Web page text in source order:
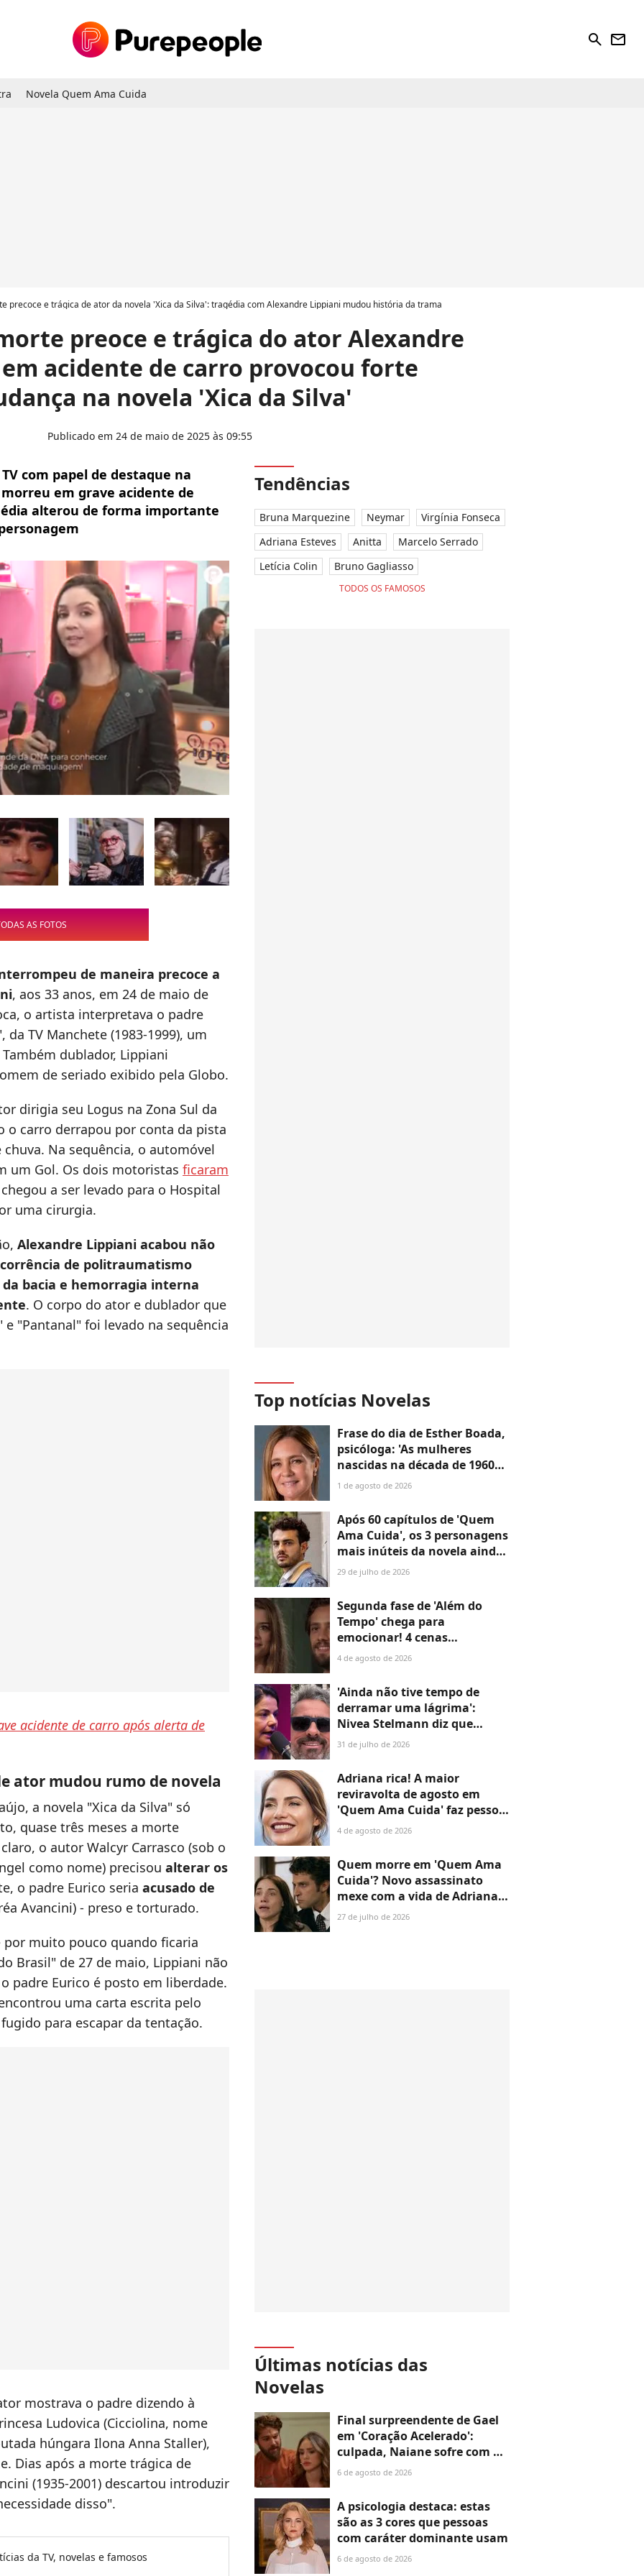
search newsletter
Novela Quem Ama Cuida
precoce e trágica de ator da novela 'Xica da Silva': tragédia com Alexandre Lippiani mudou história da trama
preoce e trágica do ator Alexandre
acidente de carro provocou forte
na novela 'Xica da Silva'
Publicado em 24 de maio de 2025 às 09:55
com papel de destaque na
em grave acidente de
alterou de forma importante
AS FOTOS
de maneira precoce a
, aos 33 anos, em 24 de maio de
o artista interpretava o padre
da TV Manchete (1983-1999), um
dublador, Lippiani
de seriado exibido pela Globo.
dirigia seu Logus na Zona Sul da
o carro derrapou por conta da pista
Na sequência, o automóvel
um Gol. Os dois motoristas ficaram
a ser levado para o Hospital
uma cirurgia.
Alexandre Lippiani acabou não
de politraumatismo
bacia e hemorragia interna
. O corpo do ator e dublador que
"Pantanal" foi levado na sequência
acidente de carro após alerta de
ator mudou rumo de novela
a novela "Xica da Silva" só
quase três meses a morte
o autor Walcyr Carrasco (sob o
como nome) precisou alterar os
o padre Eurico seria acusado de
Avancini) - preso e torturado.
muito pouco quando ficaria
Brasil" de 27 de maio, Lippiani não
padre Eurico é posto em liberdade.
uma carta escrita pelo
para escapar da tentação.
mostrava o padre dizendo à
Ludovica (Cicciolina, nome
húngara Ilona Anna Staller),
Dias após a morte trágica de
(1935-2001) descartou introduzir
disso".
da TV, novelas e famosos
Tendências
Bruna Marquezine Neymar
Virgínia Fonseca
Adriana Esteves
Anitta
Marcelo Serrado
Letícia Colin
Bruno Gagliasso
TODOS OS FAMOSOS
Top notícias Novelas
Frase do dia de Esther Boada,
psicóloga: 'As mulheres
nascidas na década de 1960
cresceram com a ideia de que
tudo, porque era isso que a
sociedade exigia'
1 de agosto de 2026
Após 60 capítulos de 'Quem
Ama Cuida', os 3 personagens
mais inúteis da novela ainda
não disseram a que vieram —
desperdício
29 de julho de 2026
Segunda fase de 'Além do
Tempo' chega para
emocionar! 4 cenas
marcantes do primeiro
não perde o fôlego
4 de agosto de 2026
'Ainda não tive tempo de
derramar uma lágrima':
Nivea Stelmann diz que
marido 'resolveu ir embora'
31 de julho de 2026
Adriana rica! A maior
reviravolta de agosto em
'Quem Ama Cuida' faz pessoa
mais inesperada colocar
Arthur
4 de agosto de 2026
Quem morre em 'Quem Ama
Cuida'? Novo assassinato
mexe com a vida de Adriana e
deixa Pedro de queixo caído
27 de julho de 2026
Últimas notícias das
Novelas
Final surpreendente de Gael
em 'Coração Acelerado':
culpada, Naiane sofre com o
fim do namoro e a despedida
pode chocar quem
acompanha a novela da
Globo
6 de agosto de 2026
A psicologia destaca: estas
são as 3 cores que pessoas
com caráter dominante usam
6 de agosto de 2026